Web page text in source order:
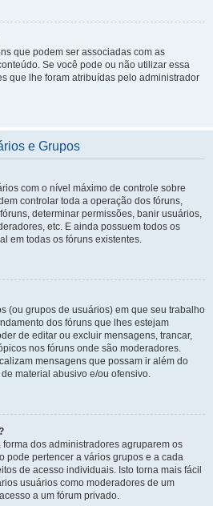
que podem ser associadas com as
Se você pode ou não utilizar essa
que lhe foram atribuídas pelo administrador
e Grupos
com o nível máximo de controle sobre
controlar toda a operação dos fóruns,
determinar permissões, banir usuários,
etc. E ainda possuem todos os
em todas os fóruns existentes.
(ou grupos de usuários) em que seu trabalho
dos fóruns que lhes estejam
de editar ou excluir mensagens, trancar,
nos fóruns onde são moderadores.
mensagens que possam ir além do
material abusivo e/ou ofensivo.
dos administradores agruparem os
pode pertencer a vários grupos e a cada
de acesso individuais. Isto torna mais fácil
usuários como moderadores de um
a um fórum privado.